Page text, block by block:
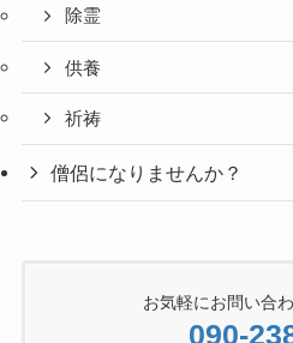
除霊
供養
祈祷
僧侶になりませんか？
お気軽にお問い合
090-